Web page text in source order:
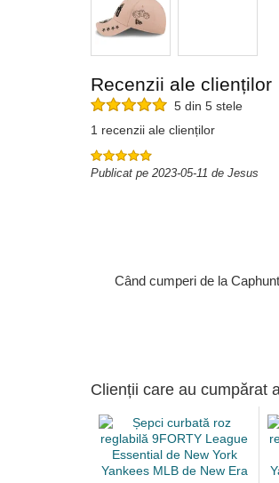
Recenzii ale clienților
5 din 5 stele
1 recenzii ale clienților
Publicat pe 2023-05-11 de Jesus
Când cumperi de la
Clienții care au cumpărat